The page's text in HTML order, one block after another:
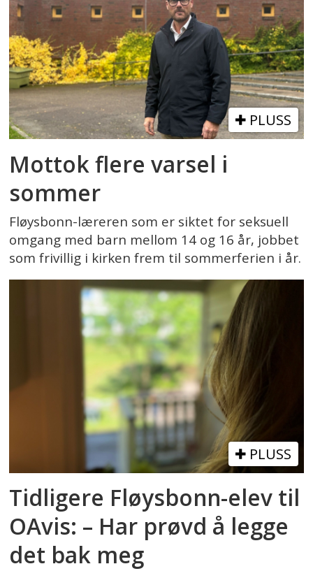
PLUSS
Mottok flere varsel i
sommer
Fløysbonn-læreren som er siktet for seksuell
omgang med barn mellom 14 og 16 år, jobbet
som frivillig i kirken frem til sommerferien i år.
PLUSS
Tidligere Fløysbonn-elev til
OAvis: – Har prøvd å legge
det bak meg